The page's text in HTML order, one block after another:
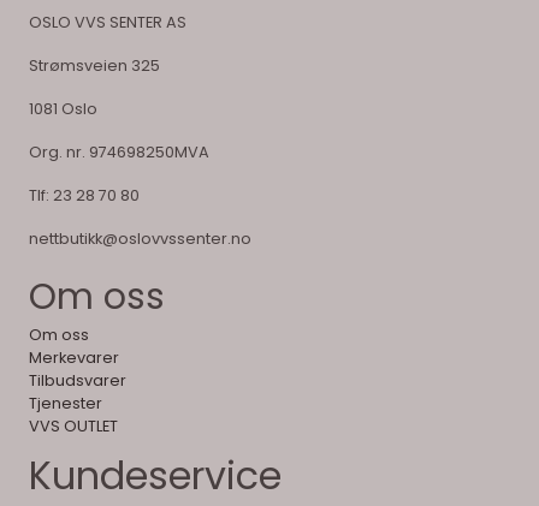
OSLO VVS SENTER AS
Strømsveien 325
1081 Oslo
Org. nr. 974698250MVA
Tlf: 23 28 70 80
nettbutikk@oslovvssenter.no
Om oss
Om oss
Merkevarer
Tilbudsvarer
Tjenester
VVS OUTLET
Kundeservice